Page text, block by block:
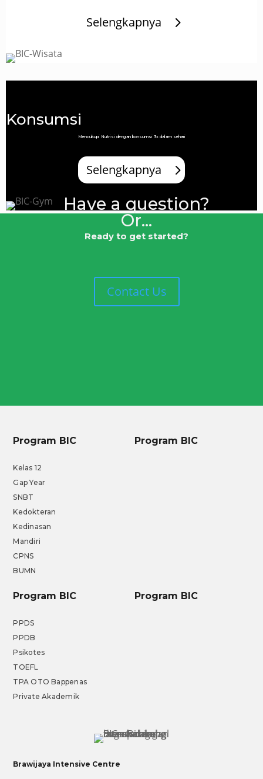
Selengkapnya
Konsumsi
Mencukupi Nutrisi dengan konsumsi 3x dalam sehari
Selengkapnya
Have a question?
Or...
Ready to get started?
Contact Us
Program BIC
Kelas 12
Gap Year
SNBT
Kedokteran
Kedinasan
Mandiri
CPNS
BUMN
Program BIC
Program BIC
PPDS
PPDB
Psikotes
TOEFL
TPA OTO Bappenas
Private Akademik
Program BIC
Brawijaya Intensive Centre